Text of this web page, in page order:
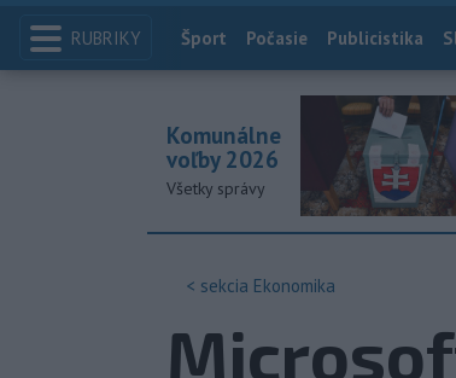
RUBRIKY Index
Šport Počasie Publicistika
Komunálne
voľby 2026
Všetky správy
< sekcia Ekonomika